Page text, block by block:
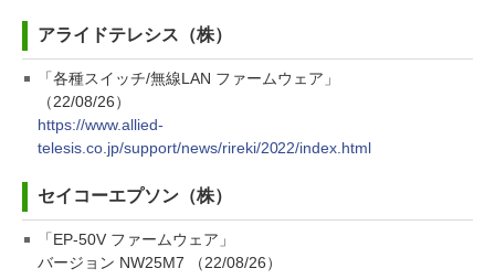
アライドテレシス（株）
「各種スイッチ/無線LAN ファームウェア」
（22/08/26）
https://www.allied-
telesis.co.jp/support/news/rireki/2022/index.html
セイコーエプソン（株）
「EP-50V ファームウェア」
バージョン NW25M7 （22/08/26）